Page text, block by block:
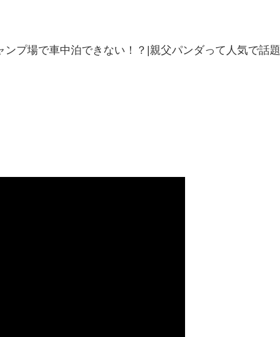
プ場で車中泊できない！？|親父パンダって人気で話題